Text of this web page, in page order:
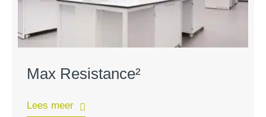
Max Resistance²
Lees meer